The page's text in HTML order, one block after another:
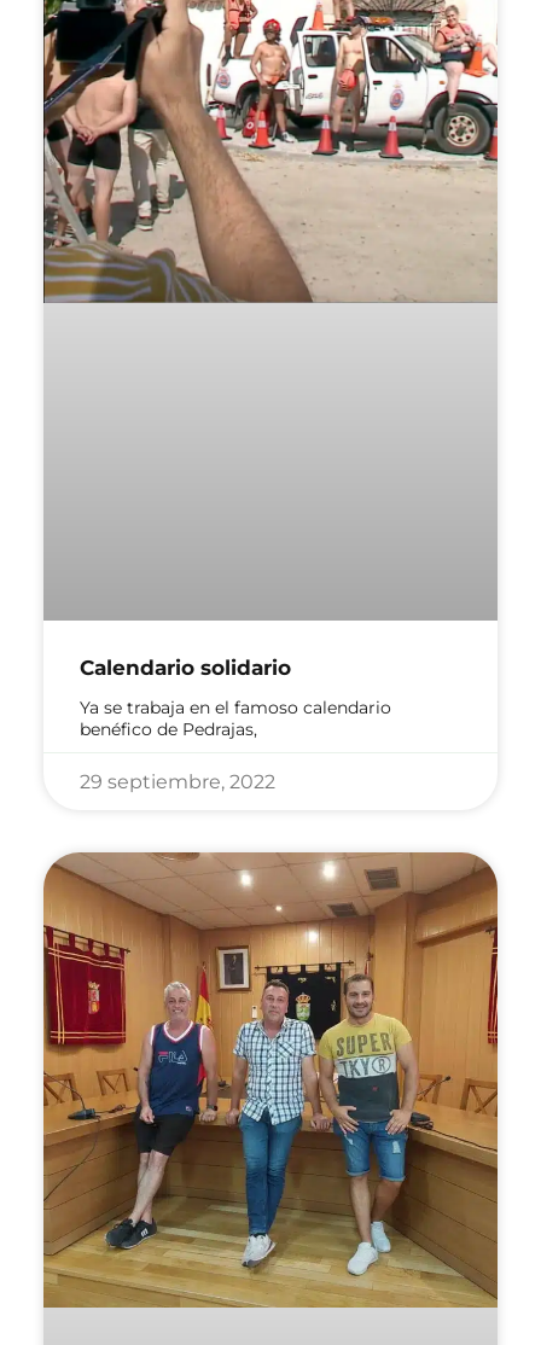
Calendario solidario
Ya se trabaja en el famoso calendario
benéfico de Pedrajas,
29 septiembre, 2022